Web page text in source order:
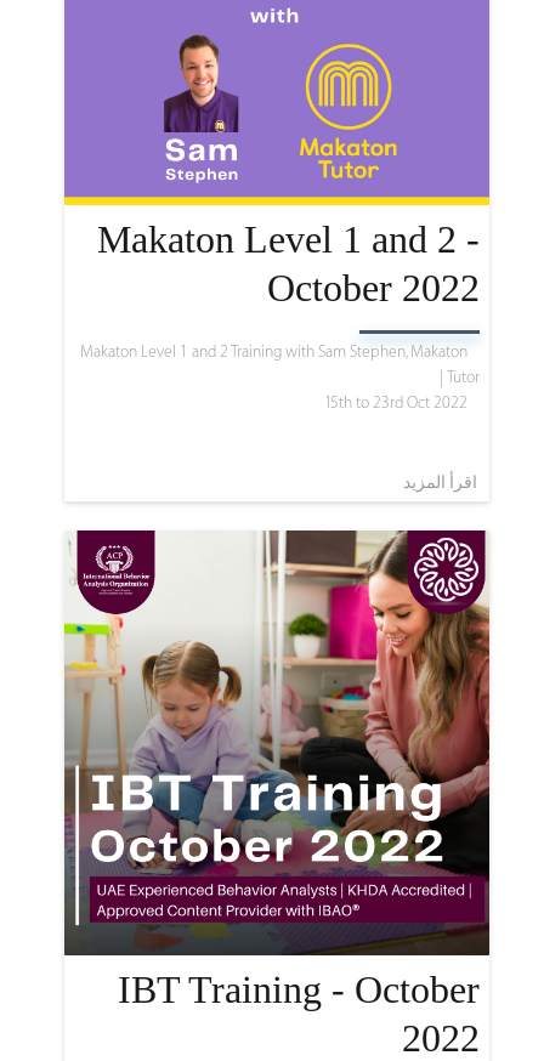
Makaton Level 1 and 2 -
October 2022
Makaton Level 1 and 2 Training with Sam Stephen, Makaton
Tutor |
15th to 23rd Oct 2022
اقرأ المزيد
IBT Training - October
2022